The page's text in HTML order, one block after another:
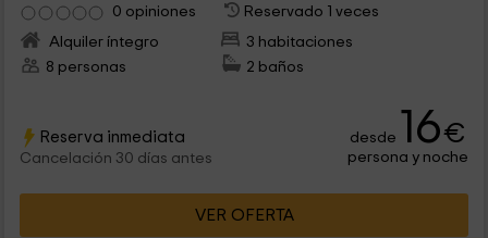
0 opiniones
Reservado 1 veces
Alquiler íntegro
3 habitaciones
8 personas
2 baños
Reserva inmediata
Cancelación 30 días antes
desde 16€
persona y noche
VER OFERTA